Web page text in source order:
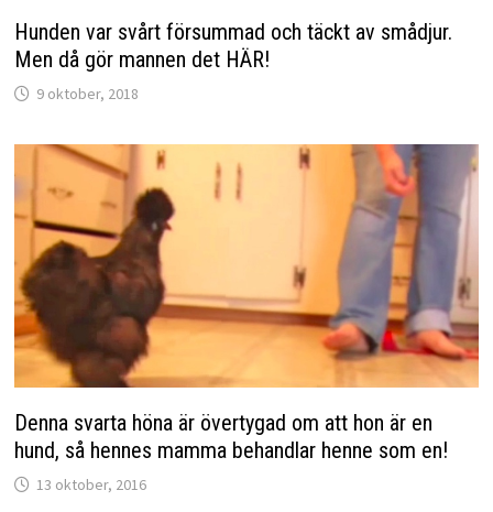
Hunden var svårt försummad och täckt av smådjur.
Men då gör mannen det HÄR!
9 oktober, 2018
Denna svarta höna är övertygad om att hon är en
hund, så hennes mamma behandlar henne som en!
13 oktober, 2016